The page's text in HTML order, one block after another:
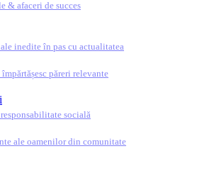
& afaceri de succes
inedite în pas cu actualitatea
păreri relevante
socială
ale oamenilor din comunitate